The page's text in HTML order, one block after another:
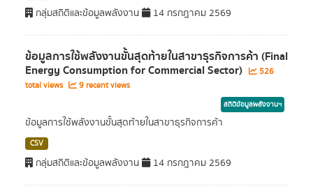
กลุ่มสถิติและข้อมูลพลังงาน 14 กรกฎาคม 2569
ข้อมูลการใช้พลังงานขั้นสุดท้ายในสาขาธุรกิจการค้า (Final
Energy Consumption for Commercial Sector)
526
total views
9 recent views
สถิติข้อมูลพลังงานฯ
ข้อมูลการใช้พลังงานขั้นสุดท้ายในสาขาธุรกิจการค้า
CSV
กลุ่มสถิติและข้อมูลพลังงาน 14 กรกฎาคม 2569